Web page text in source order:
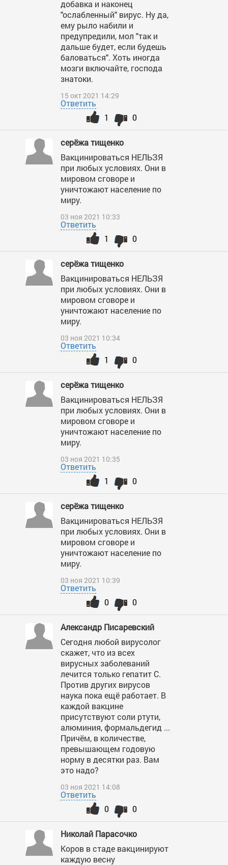
добавка и наконец
"ослабленный" вирус. Ну да,
ему рыло набили и
предупредили, мол "так и
дальше будет, если будешь
баловаться". Хоть иногда
мозги включайте, господа
знатоки.
15 окт 2021 14:29
Ответить
0
1
серёжа тищенко
Вакцинироваться НЕЛЬЗЯ
при любых условиях. Они в
мировом сговоре и
уничтожают население по
миру.
03 ноя 2021 10:33
Ответить
0
1
серёжа тищенко
Вакцинироваться НЕЛЬЗЯ
при любых условиях. Они в
мировом сговоре и
уничтожают население по
миру.
03 ноя 2021 10:34
Ответить
0
1
серёжа тищенко
Вакцинироваться НЕЛЬЗЯ
при любых условиях. Они в
мировом сговоре и
уничтожают население по
миру.
03 ноя 2021 10:35
Ответить
0
1
серёжа тищенко
Вакцинироваться НЕЛЬЗЯ
при любых условиях. Они в
мировом сговоре и
уничтожают население по
миру.
03 ноя 2021 10:39
Ответить
0
0
Александр Писаревский
Сегодня любой вирусолог
скажет, что из всех
вирусных заболеваний
лечится только гепатит С.
Против других вирусов
наука пока ещё работает. В
каждой вакцине
присутствуют соли ртути,
алюминия, формальдегид ...
Причём, в количестве,
превышающем годовую
норму в десятки раз. Вам
это надо?
03 ноя 2021 14:08
Ответить
0
0
Николай Парасочко
Коров в стаде вакцинируют
каждую весну